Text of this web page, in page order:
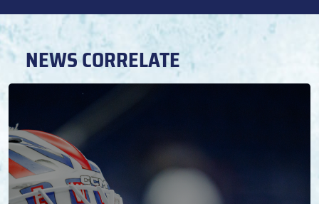
NEWS CORRELATE